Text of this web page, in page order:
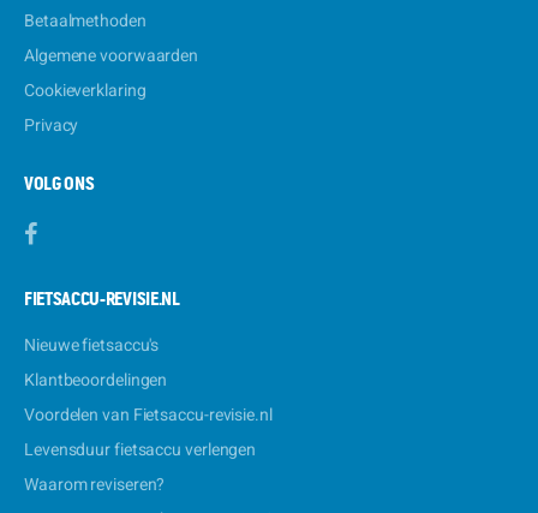
Betaalmethoden
Algemene voorwaarden
Cookieverklaring
Privacy
VOLG ONS
FIETSACCU-REVISIE.NL
Nieuwe fietsaccu's
Klantbeoordelingen
Voordelen van Fietsaccu-revisie.nl
Levensduur fietsaccu verlengen
Waarom reviseren?